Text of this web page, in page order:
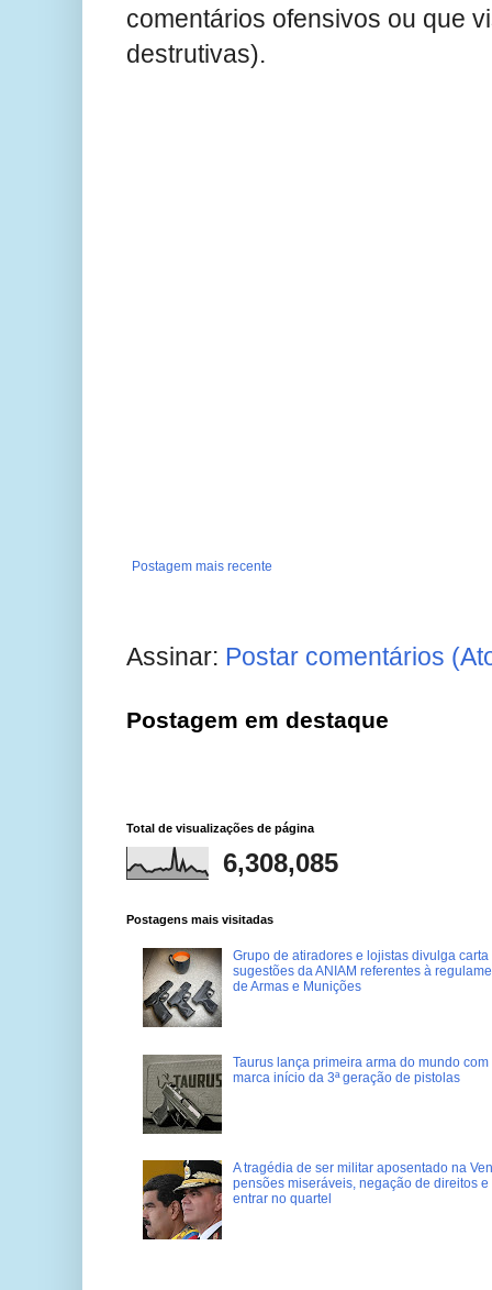
comentários ofensivos ou que
destrutivas).
Postagem mais recente
Assinar: Postar comentários
Postagem em destaque
Total de visualizações de página
6,308,085
Postagens mais visitadas
Grupo de atiradores e lojistas divulga carta
sugestões da ANIAM referentes à
de Armas e Munições
Taurus lança primeira arma do mundo
marca início da 3ª geração de pistolas
A tragédia de ser militar aposentado na
pensões miseráveis, negação de direitos
entrar no quartel